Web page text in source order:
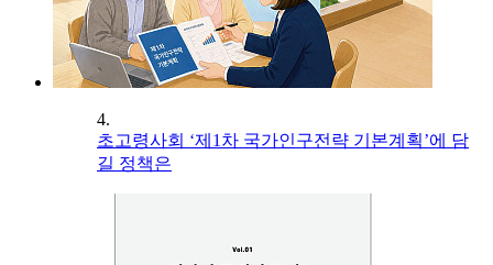
4.
초고령사회 ‘제1차 국가인구전략 기본계획’에 담
길 정책은